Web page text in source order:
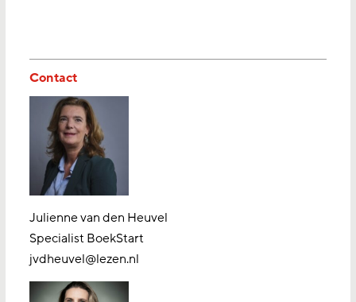
Contact
Julienne van den Heuvel
Specialist BoekStart
jvdheuvel@lezen.nl